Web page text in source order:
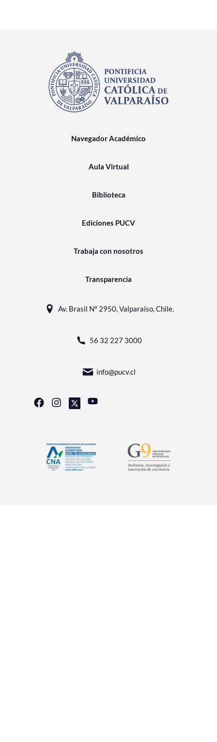
Navegador Académico
Aula Virtual
Biblioteca
Ediciones PUCV
Trabaja con nosotros
Transparencia
Av. Brasil N° 2950, Valparaíso, Chile.
56 32 227 3000
info@pucv.cl